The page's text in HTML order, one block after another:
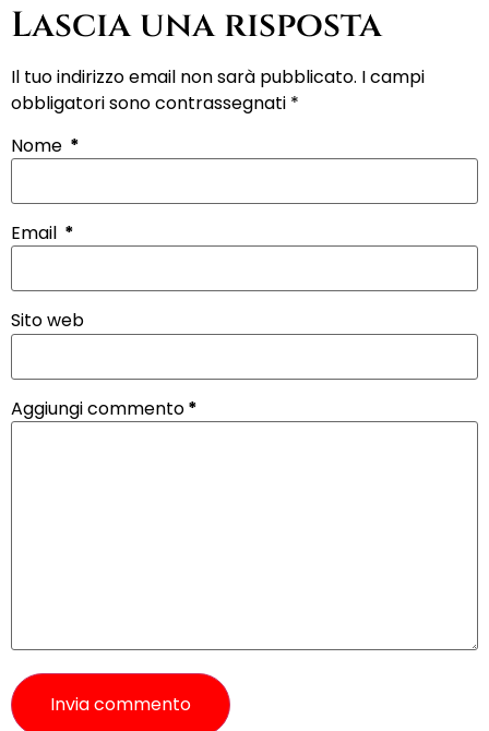
Lascia una risposta
Il tuo indirizzo email non sarà pubblicato. I campi
obbligatori sono contrassegnati *
Nome *
Email *
Sito web
Aggiungi commento*
Invia commento